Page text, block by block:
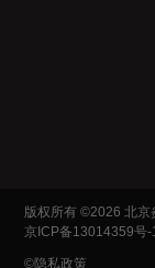
版权所有 ©2026 北京
京ICP备13014359号-
©隐私政策